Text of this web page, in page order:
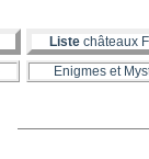
Liste châteaux
Enigmes et